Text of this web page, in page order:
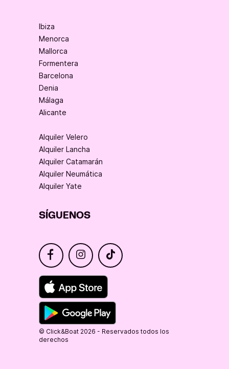
Ibiza
Menorca
Mallorca
Formentera
Barcelona
Denia
Málaga
Alicante
Alquiler Velero
Alquiler Lancha
Alquiler Catamarán
Alquiler Neumática
Alquiler Yate
SÍGUENOS
© Click&Boat 2026 - Reservados todos los
derechos